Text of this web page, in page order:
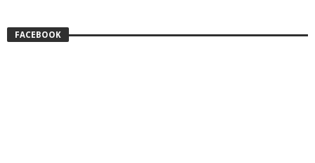
FACEBOOK